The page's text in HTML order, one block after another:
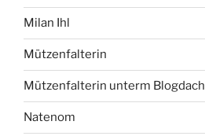
Milan Ihl
Mützenfalterin
Mützenfalterin unterm Blogdach
Natenom